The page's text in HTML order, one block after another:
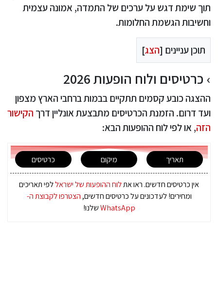
תוך שימת דגש על ערכים של התמדה, אמונה עצמית
וחשיבות הגשמת החלומות.
תוכן עניינים [הצג]
כרטיסים ולוח הופעות 2026
ההצגה כובע קסמים תתקיים בבמות ברחבי הארץ מצפון
ועד דרום. הזמנת הכרטיסים מתבצעת אונליין דרך הקישור
הזה, או לפי לוח ההופעות הבא:
תאריך מיקום כרטיסים
אין כרטיסים חדשים. ראו אתלוח ההופעות של ישראללפי תאריכים
ומחירים! לעדכונים על כרטיסים חדשים, הצטרפו לקבוצת ה-
WhatsAppשלנו!